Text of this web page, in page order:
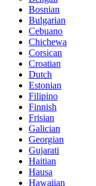
Bosnian
Bulgarian
Cebuano
Chichewa
Corsican
Croatian
Dutch
Estonian
Filipino
Finnish
Frisian
Galician
Georgian
Gujarati
Haitian
Hausa
Hawaiian